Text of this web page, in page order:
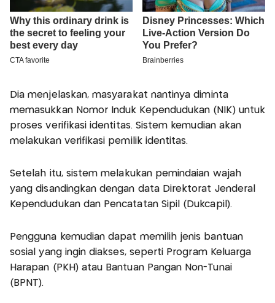
Dia menjelaskan, masyarakat nantinya diminta
memasukkan Nomor Induk Kependudukan (NIK) untuk
proses verifikasi identitas. Sistem kemudian akan
melakukan verifikasi pemilik identitas.
Setelah itu, sistem melakukan pemindaian wajah
yang disandingkan dengan data Direktorat Jenderal
Kependudukan dan Pencatatan Sipil (Dukcapil).
Pengguna kemudian dapat memilih jenis bantuan
sosial yang ingin diakses, seperti Program Keluarga
Harapan (PKH) atau Bantuan Pangan Non-Tunai
(BPNT).